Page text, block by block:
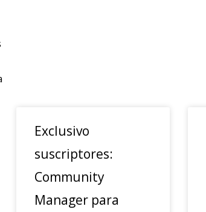
Exclusivo
suscriptores:
Community
Manager para